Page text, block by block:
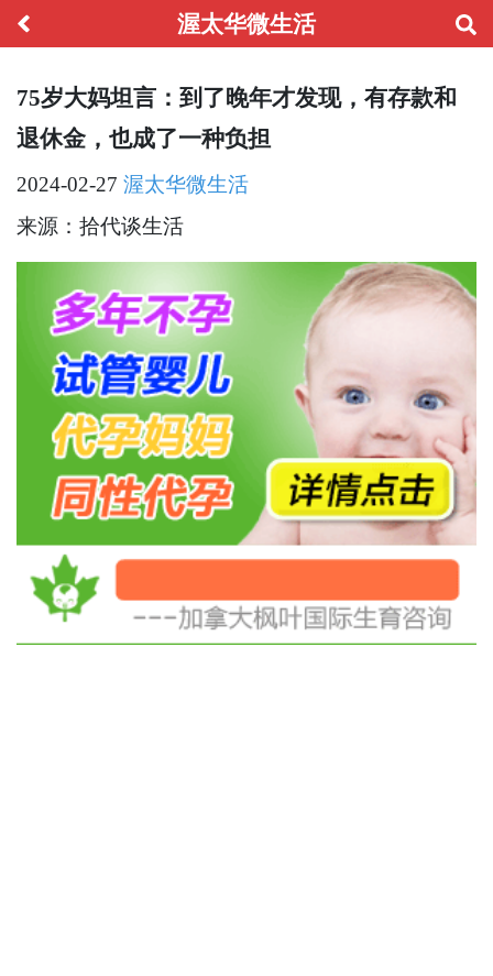
渥太华微生活
75岁大妈坦言：到了晚年才发现，有存款和
退休金，也成了一种负担
2024-02-27 渥太华微生活
来源：拾代谈生活